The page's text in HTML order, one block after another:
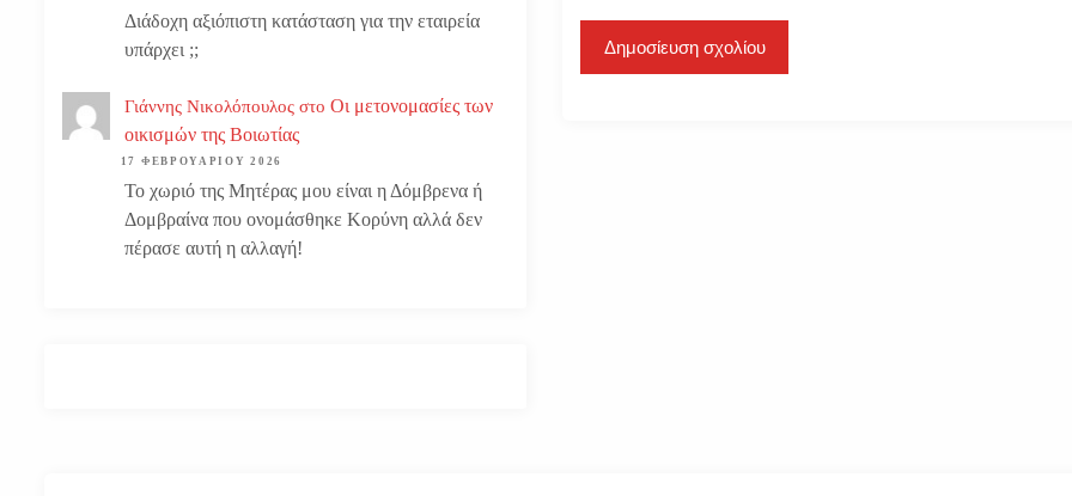
Διάδοχη αξιόπιστη κατάσταση για την εταιρεία
υπάρχει ;;
Γιάννης Νικολόπουλος στο Οι μετονομασίες των
οικισμών της Βοιωτίας
17 ΦΕΒΡΟΥΑΡΊΟΥ 2026
Το χωριό της Μητέρας μου είναι η Δόμβρενα ή
Δομβραίνα που ονομάσθηκε Κορύνη αλλά δεν
πέρασε αυτή η αλλαγή!